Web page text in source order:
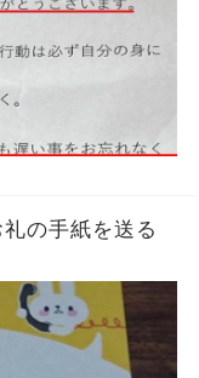
の手紙を送る